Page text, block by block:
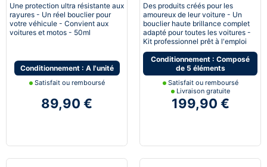
Une protection ultra résistante aux
rayures - Un réel bouclier pour
votre véhicule - Convient aux
voitures et motos - 50ml
Conditionnement : A l'unité
Satisfait ou remboursé
89,90 €
Des produits créés pour les
amoureux de leur voiture - Un
bouclier haute brillance complet
adapté pour toutes les voitures -
Kit professionnel prêt à l'emploi
Conditionnement : Composé
de 5 éléments
Satisfait ou remboursé
Livraison gratuite
199,90 €